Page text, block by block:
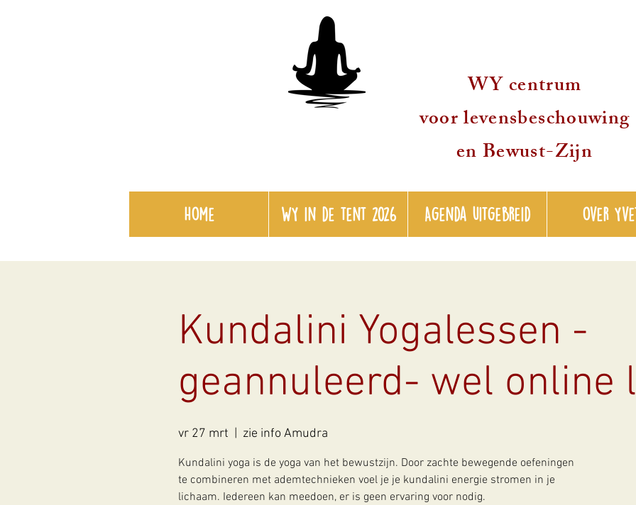
WY centrum
voor levensbeschouwing
en Bewust-Zijn
Home WY in de tent 2026 Agenda uitgebreid over
Kundalini Yogalessen -
geannuleerd- wel online
vr 27 mrt zie info Amudra
Kundalini yoga is de yoga van het bewustzijn. Door zachte bewegende oefeningen
te combineren met ademtechnieken voel je je kundalini energie stromen in je
lichaam. Iedereen kan meedoen, er is geen ervaring voor nodig.